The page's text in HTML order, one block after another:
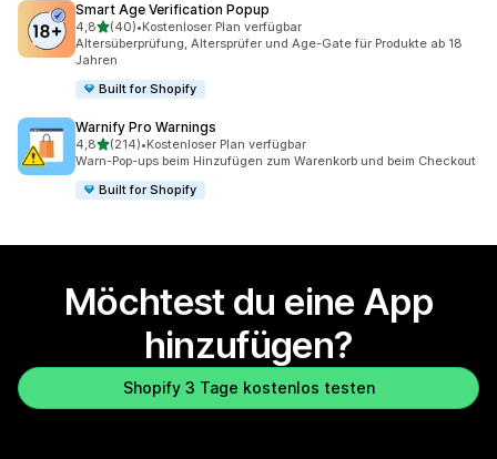
Smart Age Verification Popup
4,8von 5 Sternen
(40)
40 Rezensionen insgesamt
•Kostenloser Plan verfügbar
Altersüberprüfung, Altersprüfer und Age-Gate für Produkte ab 18
Jahren
Built for Shopify
Warnify Pro Warnings
4,8von 5 Sternen
(214)
214 Rezensionen insgesamt
•Kostenloser Plan verfügbar
Warn-Pop-ups beim Hinzufügen zum Warenkorb und beim Checkout
Built for Shopify
Möchtest du eine App
hinzufügen?
Shopify 3 Tage kostenlos testen